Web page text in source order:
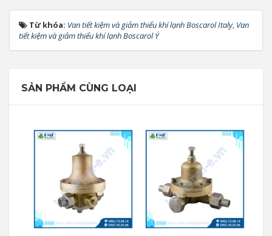
Từ khóa: Van tiết kiệm và giảm thiểu khí lạnh Boscarol Italy, Van
tiết kiệm và giảm thiểu khí lạnh Boscarol Ý
SẢN PHẨM CÙNG LOẠI